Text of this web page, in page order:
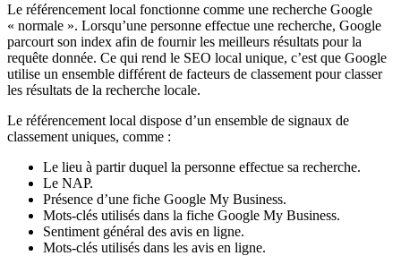
Le référencement local fonctionne comme une recherche Google
« normale ». Lorsqu’une personne effectue une recherche, Google
parcourt son index afin de fournir les meilleurs résultats pour la
requête donnée. Ce qui rend le SEO local unique, c’est que Google
utilise un ensemble différent de facteurs de classement pour classer
les résultats de la recherche locale.
Le référencement local dispose d’un ensemble de signaux de
classement uniques, comme :
Le lieu à partir duquel la personne effectue sa recherche.
Le NAP.
Présence d’une fiche Google My Business.
Mots-clés utilisés dans la fiche Google My Business.
Sentiment général des avis en ligne.
Mots-clés utilisés dans les avis en ligne.